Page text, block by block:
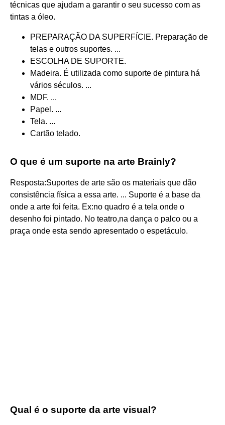
técnicas que ajudam a garantir o seu sucesso com as
tintas a óleo.
PREPARAÇÃO DA SUPERFÍCIE. Preparação de
telas e outros suportes. ...
ESCOLHA DE SUPORTE.
Madeira. É utilizada como suporte de pintura há
vários séculos. ...
MDF. ...
Papel. ...
Tela. ...
Cartão telado.
O que é um suporte na arte Brainly?
Resposta:Suportes de arte são os materiais que dão
consistência física a essa arte. ... Suporte é a base da
onde a arte foi feita. Ex:no quadro é a tela onde o
desenho foi pintado. No teatro,na dança o palco ou a
praça onde esta sendo apresentado o espetáculo.
Qual é o suporte da arte visual?